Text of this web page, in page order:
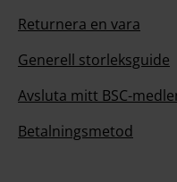
Returnera en vara
Generell storleksguide
Avsluta mitt BSC-
Betalningsmetod